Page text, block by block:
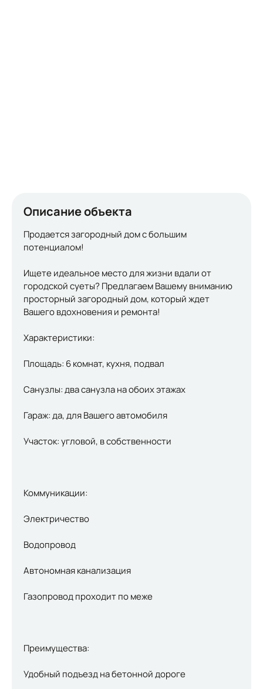
Описание объекта
Продается загородный дом с большим
потенциалом!
Ищете идеальное место для жизни вдали от
городской суеты? Предлагаем Вашему вниманию
просторный загородный дом, который ждет
Вашего вдохновения и ремонта!
Характеристики:
Площадь: 6 комнат, кухня, подвал
Санузлы: два санузла на обоих этажах
Гараж: да, для Вашего автомобиля
Участок: угловой, в собственности
Коммуникации:
Электричество
Водопровод
Автономная канализация
Газопровод проходит по меже
Преимущества:
Удобный подъезд на бетонной дороге